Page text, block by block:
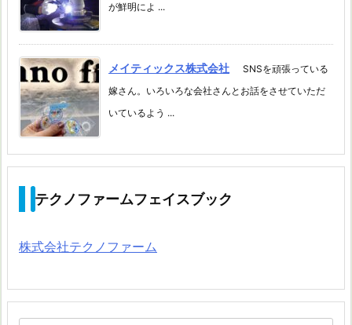
が鮮明によ ...
メイティックス株式会社
SNSを頑張っている
嫁さん。いろいろな会社さんとお話をさせていただ
いているよう ...
テクノファームフェイスブック
株式会社テクノファーム